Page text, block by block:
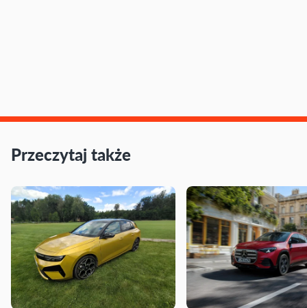
Przeczytaj także